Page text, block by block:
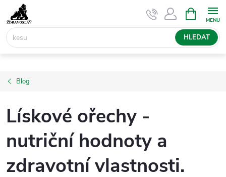
na
obsah
HLEDAT
NÁKUPNÍ
KOŠÍK
Blog
Lískové ořechy -
nutriční hodnoty a
zdravotní vlastnosti.